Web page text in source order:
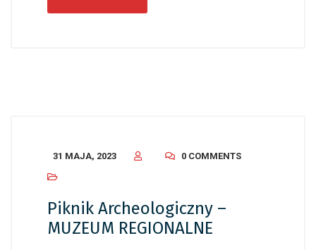
31 MAJA, 2023 0 COMMENTS
Piknik Archeologiczny –
MUZEUM REGIONALNE